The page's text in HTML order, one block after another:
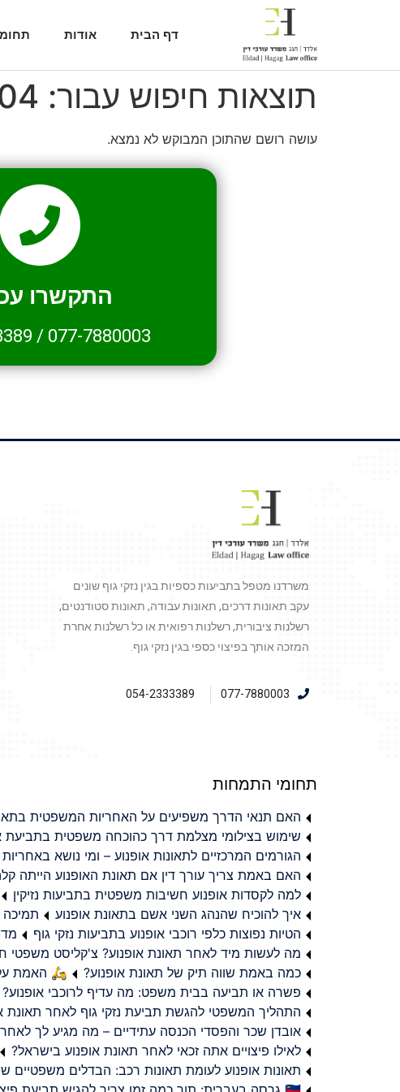
דף הבית אודות
תוצאות חיפוש עבור:
עושה רושם שהתוכן המבוקש לא נמצא.
התקשרו
077-7880003
/
משרדנו מטפל בתביעות כספיות בגין נזקי גוף שונים
עקב תאונות דרכים, תאונות עבודה, תאונות סטודנטים,
רשלנות ציבורית, רשלנות רפואית או כל רשלנות אחרת
המזכה אותך בפיצוי כספי בגין נזקי גוף.
077-7880003
054-2333389
תחומי התמחות
האם תנאי הדרך משפיעים על האחריות המשפטית
שימוש בצילומי מצלמת דרך כהוכחה משפטית בתביעת
הגורמים המרכזיים לתאונות אופנוע – ומי נושא
האם באמת צריך עורך דין אם תאונת האופנוע הייתה
למה לקסדות אופנוע חשיבות משפטית בתביעות נזיקין
איך להוכיח שהנהג השני אשם בתאונת אופנוע
תמיכה
הטיות נפוצות כלפי רוכבי אופנוע בתביעות נזקי גוף
מה לעשות מיד לאחר תאונת אופנוע? צ'קליסט משפטי
כמה באמת שווה תיק של תאונת אופנוע?
🛵 האמת על
פשרה או תביעה בבית משפט: מה עדיף לרוכבי אופנוע?
התהליך המשפטי להגשת תביעת נזקי גוף לאחר תאונת
אובדן שכר והפסדי הכנסה עתידיים – מה מגיע לך לאחר
לאילו פיצויים אתה זכאי לאחר תאונת אופנוע בישראל?
תאונות אופנוע לעומת תאונות רכב: הבדלים משפטיים